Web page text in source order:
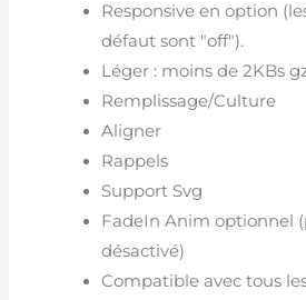
Responsive en option
défaut sont "off").
Léger : moins de 2KBs
Remplissage/Culture
Aligner
Rappels
Support Svg
FadeIn Anim optionnel
désactivé)
Compatible avec tous